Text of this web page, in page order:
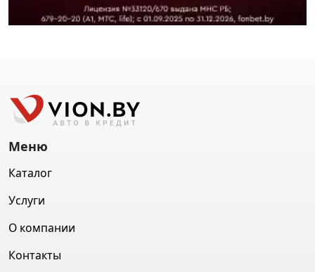
Меню
Каталог
Услуги
О компании
Контакты